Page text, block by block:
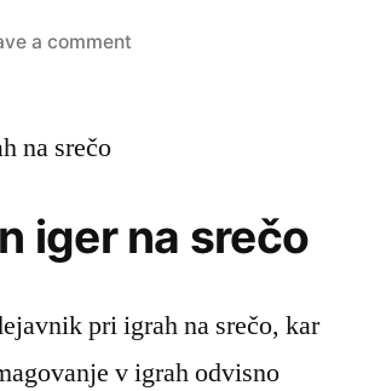
a comment
na srečo
iger na srečo
pri igrah na srečo, kar
v igrah odvisno